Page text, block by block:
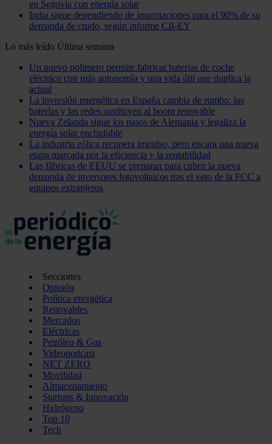
en Segovia con energía solar
India sigue dependiendo de importaciones para el 90% de su
demanda de crudo, según informe CII-EY
Lo más leído Última semana
Un nuevo polímero permite fabricar baterías de coche
eléctrico con más autonomía y una vida útil que duplica la
actual
La inversión energética en España cambia de rumbo: las
baterías y las redes sustituyen al boom renovable
Nueva Zelanda sigue los pasos de Alemania y legaliza la
energía solar enchufable
La industria eólica recupera impulso, pero encara una nueva
etapa marcada por la eficiencia y la rentabilidad
Las fábricas de EEUU se preparan para cubrir la nueva
demanda de inversores fotovoltaicos tras el veto de la FCC a
equipos extranjeros
Secciones
Opinión
Política energética
Renovables
Mercados
Eléctricas
Petróleo & Gas
Videopodcast
NET ZERO
Movilidad
Almacenamiento
Startups & Innovación
Hidrógeno
Top 10
Tech